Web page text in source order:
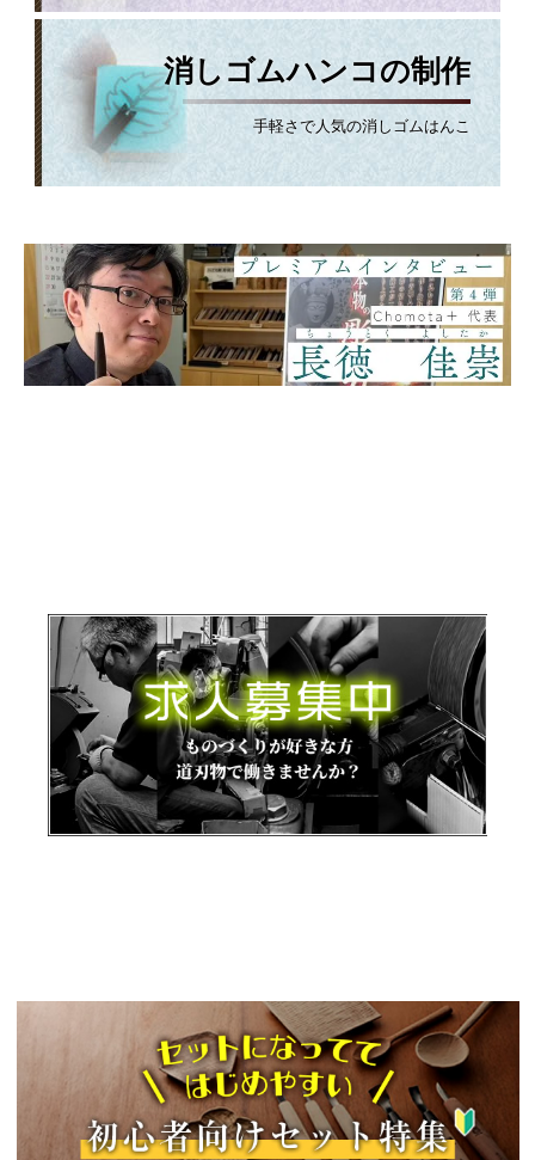
消しゴムハンコの制作
手軽さで人気の消しゴムはんこ